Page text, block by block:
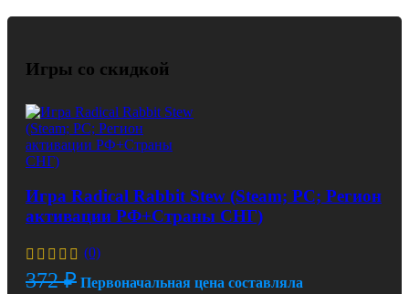
Игры со скидкой
Игра Radical Rabbit Stew (Steam; PC; Регион
активации РФ+Страны СНГ)
(0)
372₽ Первоначальная цена составляла